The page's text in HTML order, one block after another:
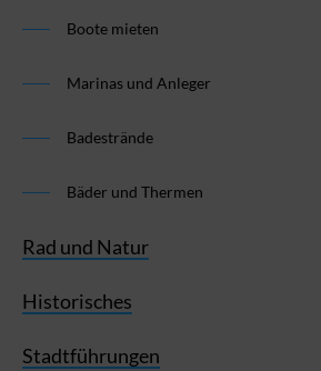
Boote mieten
Marinas und Anleger
Badestrände
Bäder und Thermen
Rad und Natur
Historisches
Stadtführungen